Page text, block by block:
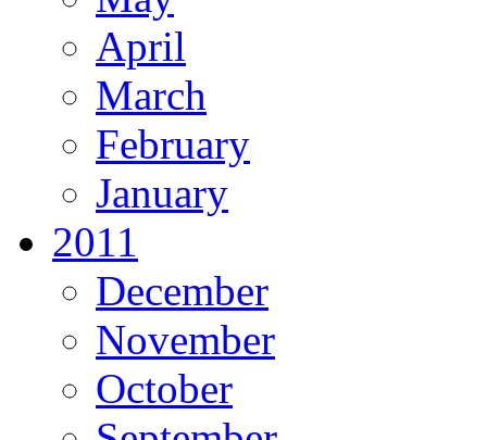
April
March
February
January
2011
December
November
October